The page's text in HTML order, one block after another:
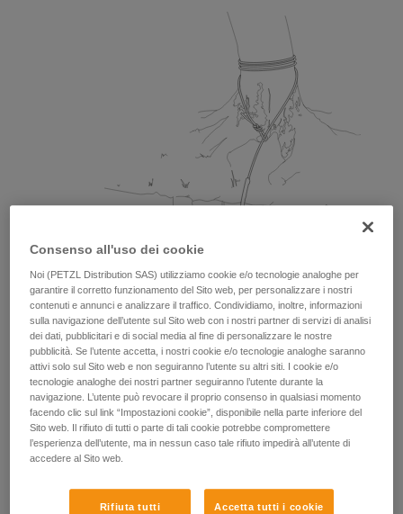
Consenso all'uso dei cookie
Noi (PETZL Distribution SAS) utilizziamo cookie e/o tecnologie analoghe per
garantire il corretto funzionamento del Sito web, per personalizzare i nostri
contenuti e annunci e analizzare il traffico. Condividiamo, inoltre, informazioni
sulla navigazione dell’utente sul Sito web con i nostri partner di servizi di analisi
dei dati, pubblicitari e di social media al fine di personalizzare le nostre
pubblicità. Se l’utente accetta, i nostri cookie e/o tecnologie analoghe saranno
attivi solo sul Sito web e non seguiranno l’utente su altri siti. I cookie e/o
tecnologie analoghe dei nostri partner seguiranno l’utente durante la
navigazione. L’utente può revocare il proprio consenso in qualsiasi momento
facendo clic sul link “Impostazioni cookie”, disponibile nella parte inferiore del
Sito web. Il rifiuto di tutti o parte di tali cookie potrebbe compromettere
l’esperienza dell’utente, ma in nessun caso tale rifiuto impedirà all’utente di
accedere al Sito web.
Rifiuta tutti Accetta tutti i cookie